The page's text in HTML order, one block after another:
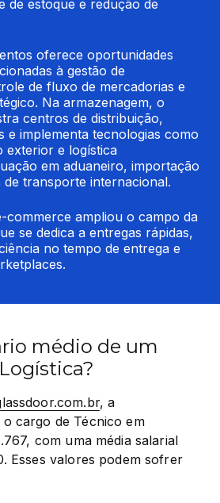
de estoque e redução de
oferece oportunidades
à gestão de
de fluxo de mercadorias e
Na armazenagem, o
centros de distribuição,
e implementa tecnologias como
exterior e logística
em aduaneiro, importação
transporte internacional.
commerce ampliou o campo da
se dedica a entregas rápidas,
no tempo de entrega e
médio de um
, a
cargo de Técnico em
com uma média salarial
Esses valores podem sofrer